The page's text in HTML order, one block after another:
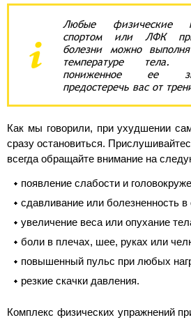
Любые физические
спортом или ЛФК при
болезни можно
температуре тела.
пониженное ее
предостеречь вас от
Как мы говорили, при ухудшении
сразу остановиться.
всегда обращайте внимание на
появление слабости и
сдавливание или болезненность в
увеличение веса или опухание
боли в плечах, шее, руках или
повышенный пульс при любых
резкие скачки давления.
Комплекс физических упражнений